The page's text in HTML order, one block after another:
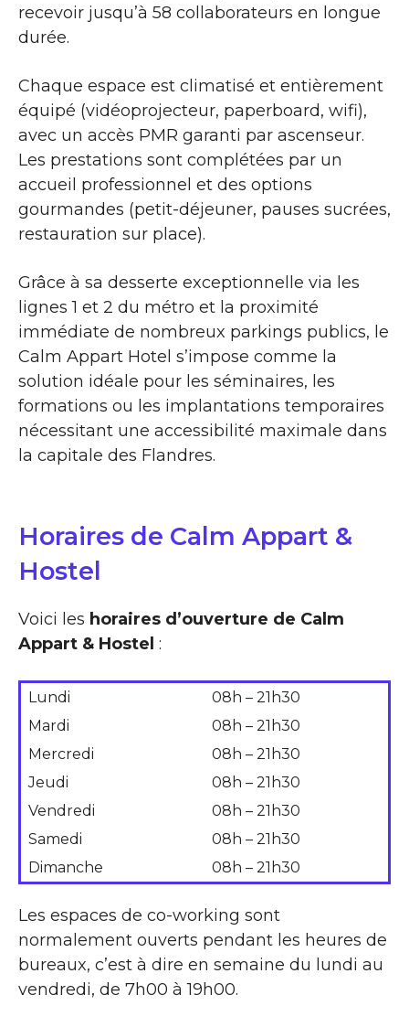
recevoir jusqu’à 58 collaborateurs en longue
durée.
Chaque espace est climatisé et entièrement
équipé (vidéoprojecteur, paperboard, wifi),
avec un accès PMR garanti par ascenseur.
Les prestations sont complétées par un
accueil professionnel et des options
gourmandes (petit-déjeuner, pauses sucrées,
restauration sur place).
Grâce à sa desserte exceptionnelle via les
lignes 1 et 2 du métro et la proximité
immédiate de nombreux parkings publics, le
Calm Appart Hotel s’impose comme la
solution idéale pour les séminaires, les
formations ou les implantations temporaires
nécessitant une accessibilité maximale dans
la capitale des Flandres.
Horaires de Calm Appart &
Hostel
Voici les horaires d’ouverture de Calm
Appart & Hostel :
Lundi
08h – 21h30
Mardi
08h – 21h30
Mercredi
08h – 21h30
Jeudi
08h – 21h30
Vendredi
08h – 21h30
Samedi
08h – 21h30
Dimanche
08h – 21h30
Les espaces de co-working sont
normalement ouverts pendant les heures de
bureaux, c’est à dire en semaine du lundi au
vendredi, de 7h00 à 19h00.